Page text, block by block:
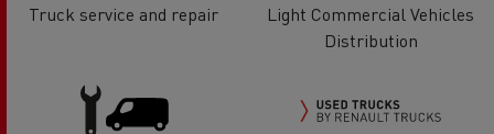
Truck service and repair
Light Commercial Vehicles
Distribution